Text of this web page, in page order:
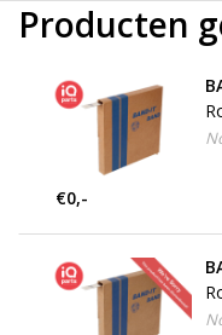
Producten
€0,-